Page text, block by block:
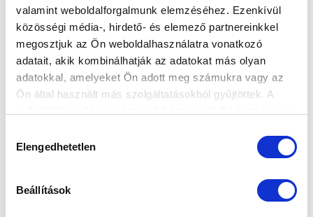
valamint weboldalforgalmunk elemzéséhez. Ezenkívül
közösségi média-, hirdető- és elemező partnereinkkel
megosztjuk az Ön weboldalhasználatra vonatkozó
adatait, akik kombinálhatják az adatokat más olyan
adatokkal, amelyeket Ön adott meg számukra vagy az
Ön által használt más szolgáltatásokból gyűjtöttek. A
kiválasztása
Elengedhetetlen
Beállítások
TÖRŐCSIK ÉS SZÉLES IS TÁVOZIK
2026-06-17
Törőcsik Péter és Széles Imre is máshol folytatja